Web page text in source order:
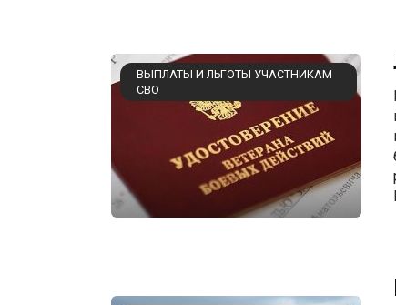
ВЫПЛАТЫ И ЛЬГОТЫ УЧАСТНИКАМ
СВО